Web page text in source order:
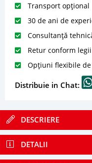
Transport opțional
30 de ani de
Consultanță
Retur conform legii
Opțiuni flexibile de
Distribuie in Chat:
DESCRIERE
DETALII